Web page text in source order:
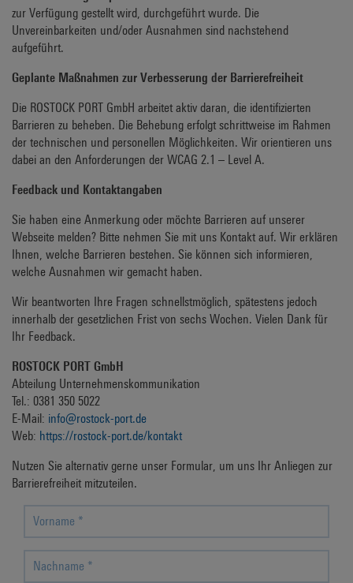
zur Verfügung gestellt wird, durchgeführt wurde. Die
Unvereinbarkeiten und/oder Ausnahmen sind nachstehend
aufgeführt.
Geplante Maßnahmen zur Verbesserung der Barrierefreiheit
Die ROSTOCK PORT GmbH arbeitet aktiv daran, die identifizierten
Barrieren zu beheben. Die Behebung erfolgt schrittweise im Rahmen
der technischen und personellen Möglichkeiten. Wir orientieren uns
dabei an den Anforderungen der WCAG 2.1 – Level A.
Feedback und Kontaktangaben
Sie haben eine Anmerkung oder möchte Barrieren auf unserer
Webseite melden? Bitte nehmen Sie mit uns Kontakt auf. Wir erklären
Ihnen, welche Barrieren bestehen. Sie können sich informieren,
welche Ausnahmen wir gemacht haben.
Wir beantworten Ihre Fragen schnellstmöglich, spätestens jedoch
innerhalb der gesetzlichen Frist von sechs Wochen. Vielen Dank für
Ihr Feedback.
ROSTOCK PORT GmbH
Abteilung Unternehmenskommunikation
Tel.: 0381 350 5022
E-Mail: info@rostock-port.de
Web: https://rostock-port.de/kontakt
Nutzen Sie alternativ gerne unser Formular, um uns Ihr Anliegen zur
Barrierefreiheit mitzuteilen.